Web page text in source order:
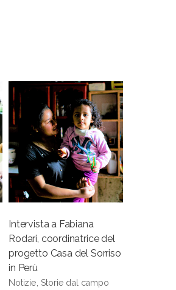
Intervista a Fabiana
Rodari, coordinatrice del
progetto Casa del Sorriso
in Perù
Notizie, Storie dal campo